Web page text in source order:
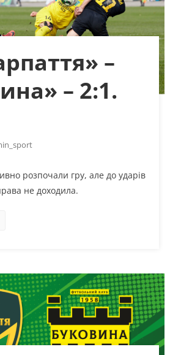
–
– 2:1.
розпочали гру, але до ударів
не доходила.